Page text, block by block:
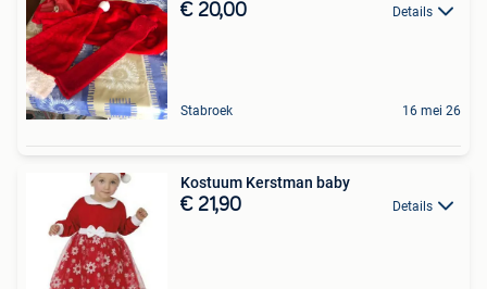
€ 20,00 Details
Stabroek 16 mei 26
Kostuum Kerstman baby
€ 21,90 Details